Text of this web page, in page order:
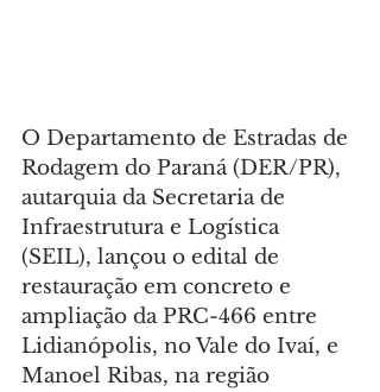
O Departamento de Estradas de
Rodagem do Paraná (DER/PR),
autarquia da Secretaria de
Infraestrutura e Logística
(SEIL), lançou o edital de
restauração em concreto e
ampliação da PRC-466 entre
Lidianópolis, no Vale do Ivaí, e
Manoel Ribas, na região